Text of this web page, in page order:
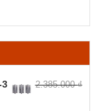
2.385.000₫